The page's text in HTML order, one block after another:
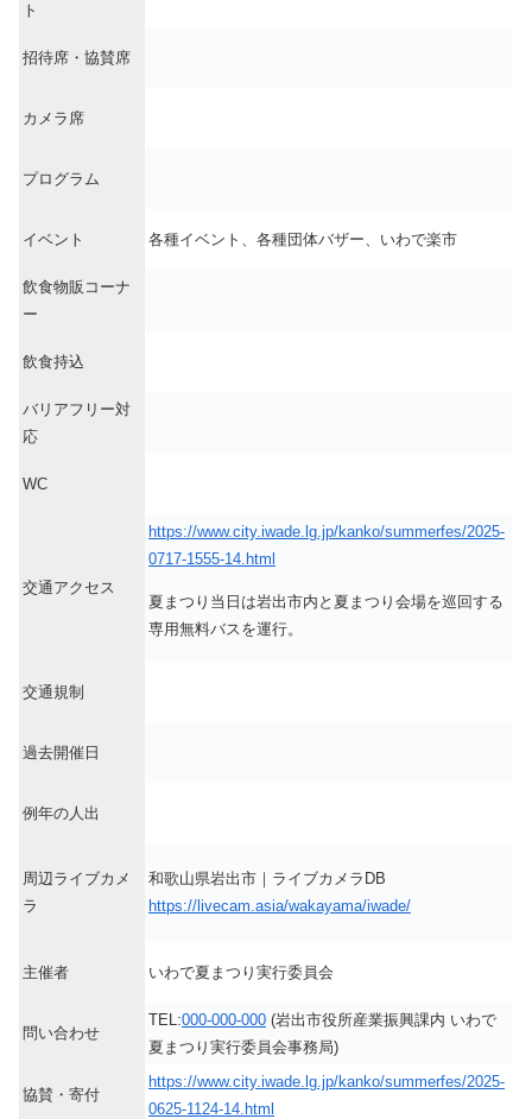
ト
招待席・協賛席
カメラ席
プログラム
イベント 各種イベント、各種団体バザー、いわで楽市
飲食物販コーナ
ー
飲食持込
バリアフリー対
応
WC
交通アクセス
https://www.city.iwade.lg.jp/kanko/summerfes/2025-
0717-1555-14.html
夏まつり当日は岩出市内と夏まつり会場を巡回する
専用無料バスを運行。
交通規制
過去開催日
例年の人出
周辺ライブカメ
ラ
和歌山県岩出市｜ライブカメラDB
https://livecam.asia/wakayama/iwade/
主催者 いわで夏まつり実行委員会
問い合わせ
TEL:000-000-000 (岩出市役所産業振興課内 いわで
夏まつり実行委員会事務局)
協賛・寄付
https://www.city.iwade.lg.jp/kanko/summerfes/2025-
0625-1124-14.html